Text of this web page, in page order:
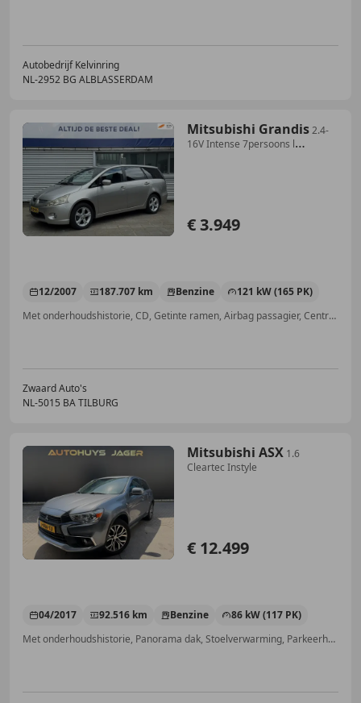
Autobedrijf Kelvinring
NL-2952 BG ALBLASSERDAM
Mitsubishi Grandis2.4-
16V Intense 7persoons l
€ 3.949
12/2007 187.707 km Benzine
121 kW (165 PK)
Met onderhoudshistorie, CD, Getinte ramen, Airbag passagier, Centrale vergrendeling, Cruise control, Radio, Lichtmetalen velgen
Zwaard Auto's
NL-5015 BA TILBURG
Mitsubishi ASX 1.6
Cleartec Instyle
€ 12.499
04/2017 92.516 km Benzine
86 kW (117 PK)
Met onderhoudshistorie, Panorama dak, Stoelverwarming, Parkeerhulp met camera, Getinte ramen, Elektrische stoelverstelling, Regensensor, Navigatiesysteem